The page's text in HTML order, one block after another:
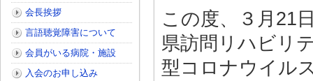
この度、３月21
県訪問リハビリ
型コロナウイル
会長挨拶
言語聴覚障害について
会員がいる病院・施設
入会のお申し込み